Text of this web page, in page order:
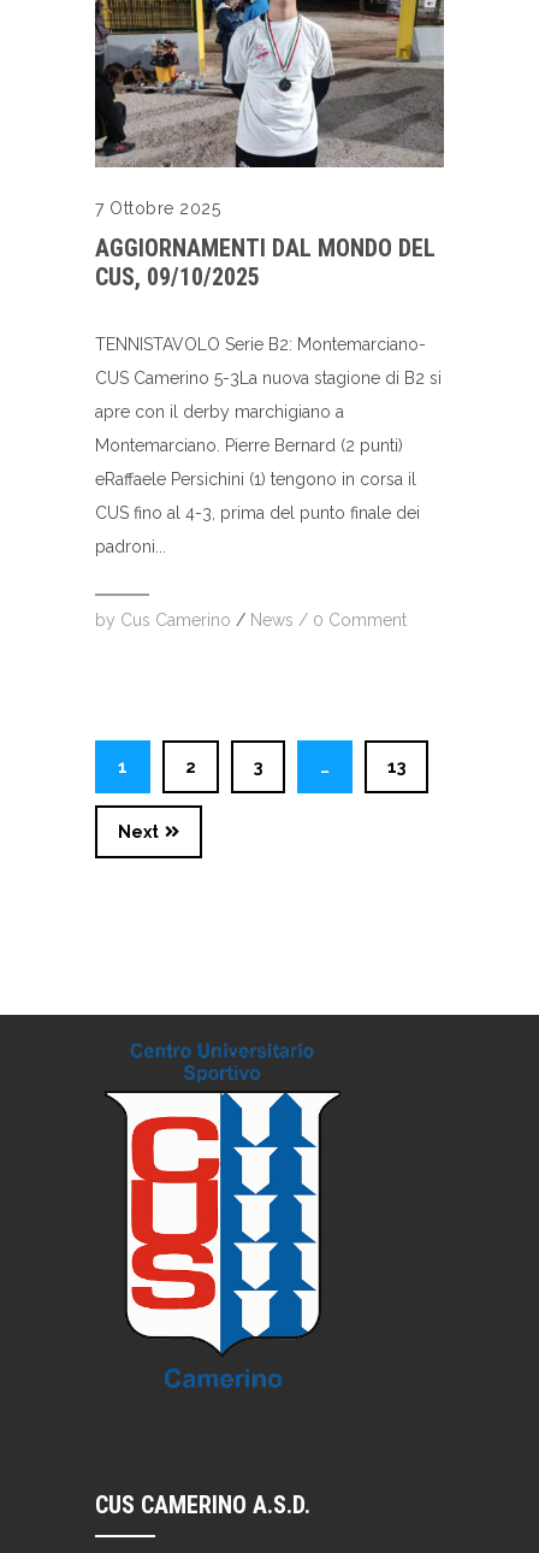
7 Ottobre 2025
AGGIORNAMENTI DAL MONDO DEL
CUS, 09/10/2025
TENNISTAVOLO Serie B2: Montemarciano-
CUS Camerino 5-3La nuova stagione di B2 si
apre con il derby marchigiano a
Montemarciano. Pierre Bernard (2 punti)
eRaffaele Persichini (1) tengono in corsa il
CUS fino al 4-3, prima del punto finale dei
padroni...
by Cus Camerino / News / 0 Comment
1 2 3 … 13
Next
CUS CAMERINO A.S.D.